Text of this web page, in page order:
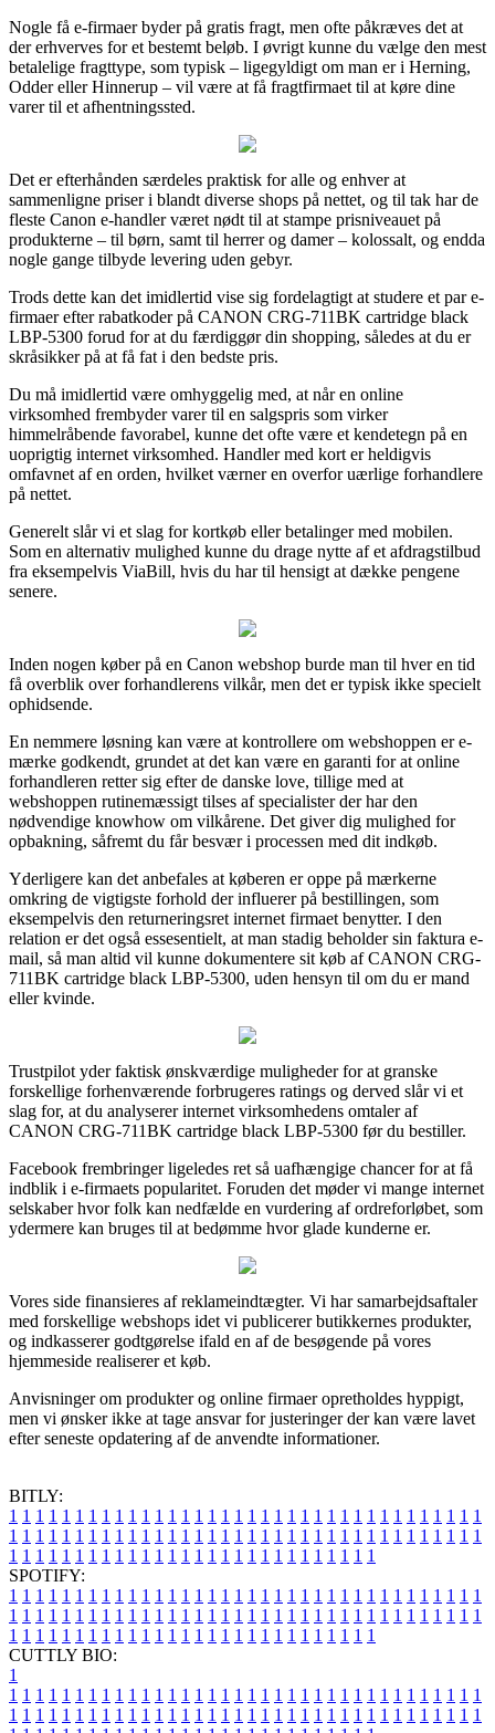
Nogle få e-firmaer byder på gratis fragt, men ofte påkræves det at
der erhverves for et bestemt beløb. I øvrigt kunne du vælge den mest
betalelige fragttype, som typisk – ligegyldigt om man er i Herning,
Odder eller Hinnerup – vil være at få fragtfirmaet til at køre dine
varer til et afhentningssted.
Det er efterhånden særdeles praktisk for alle og enhver at
sammenligne priser i blandt diverse shops på nettet, og til tak har de
fleste Canon e-handler været nødt til at stampe prisniveauet på
produkterne – til børn, samt til herrer og damer – kolossalt, og endda
nogle gange tilbyde levering uden gebyr.
Trods dette kan det imidlertid vise sig fordelagtigt at studere et par e-
firmaer efter rabatkoder på CANON CRG-711BK cartridge black
LBP-5300 forud for at du færdiggør din shopping, således at du er
skråsikker på at få fat i den bedste pris.
Du må imidlertid være omhyggelig med, at når en online
virksomhed frembyder varer til en salgspris som virker
himmelråbende favorabel, kunne det ofte være et kendetegn på en
uoprigtig internet virksomhed. Handler med kort er heldigvis
omfavnet af en orden, hvilket værner en overfor uærlige forhandlere
på nettet.
Generelt slår vi et slag for kortkøb eller betalinger med mobilen.
Som en alternativ mulighed kunne du drage nytte af et afdragstilbud
fra eksempelvis ViaBill, hvis du har til hensigt at dække pengene
senere.
Inden nogen køber på en Canon webshop burde man til hver en tid
få overblik over forhandlerens vilkår, men det er typisk ikke specielt
ophidsende.
En nemmere løsning kan være at kontrollere om webshoppen er e-
mærke godkendt, grundet at det kan være en garanti for at online
forhandleren retter sig efter de danske love, tillige med at
webshoppen rutinemæssigt tilses af specialister der har den
nødvendige knowhow om vilkårene. Det giver dig mulighed for
opbakning, såfremt du får besvær i processen med dit indkøb.
Yderligere kan det anbefales at køberen er oppe på mærkerne
omkring de vigtigste forhold der influerer på bestillingen, som
eksempelvis den returneringsret internet firmaet benytter. I den
relation er det også essesentielt, at man stadig beholder sin faktura e-
mail, så man altid vil kunne dokumentere sit køb af CANON CRG-
711BK cartridge black LBP-5300, uden hensyn til om du er mand
eller kvinde.
Trustpilot yder faktisk ønskværdige muligheder for at granske
forskellige forhenværende forbrugeres ratings og derved slår vi et
slag for, at du analyserer internet virksomhedens omtaler af
CANON CRG-711BK cartridge black LBP-5300 før du bestiller.
Facebook frembringer ligeledes ret så uafhængige chancer for at få
indblik i e-firmaets popularitet. Foruden det møder vi mange internet
selskaber hvor folk kan nedfælde en vurdering af ordreforløbet, som
ydermere kan bruges til at bedømme hvor glade kunderne er.
Vores side finansieres af reklameindtægter. Vi har samarbejdsaftaler
med forskellige webshops idet vi publicerer butikkernes produkter,
og indkasserer godtgørelse ifald en af de besøgende på vores
hjemmeside realiserer et køb.
Anvisninger om produkter og online firmaer opretholdes hyppigt,
men vi ønsker ikke at tage ansvar for justeringer der kan være lavet
efter seneste opdatering af de anvendte informationer.
BITLY:
1 1 1 1 1 1 1 1 1 1 1 1 1 1 1 1 1 1 1 1 1 1 1 1 1 1 1 1 1 1 1 1 1 1 1 1
1 1 1 1 1 1 1 1 1 1 1 1 1 1 1 1 1 1 1 1 1 1 1 1 1 1 1 1 1 1 1 1 1 1 1 1
1 1 1 1 1 1 1 1 1 1 1 1 1 1 1 1 1 1 1 1 1 1 1 1 1 1 1 1
SPOTIFY:
1 1 1 1 1 1 1 1 1 1 1 1 1 1 1 1 1 1 1 1 1 1 1 1 1 1 1 1 1 1 1 1 1 1 1 1
1 1 1 1 1 1 1 1 1 1 1 1 1 1 1 1 1 1 1 1 1 1 1 1 1 1 1 1 1 1 1 1 1 1 1 1
1 1 1 1 1 1 1 1 1 1 1 1 1 1 1 1 1 1 1 1 1 1 1 1 1 1 1 1
CUTTLY BIO:
1
1 1 1 1 1 1 1 1 1 1 1 1 1 1 1 1 1 1 1 1 1 1 1 1 1 1 1 1 1 1 1 1 1 1 1 1
1 1 1 1 1 1 1 1 1 1 1 1 1 1 1 1 1 1 1 1 1 1 1 1 1 1 1 1 1 1 1 1 1 1 1 1